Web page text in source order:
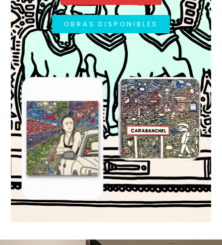
OBRAS DISPONIBLES